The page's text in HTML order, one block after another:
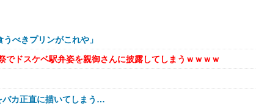
べきプリンがこれや」
でドスケベ駅弁姿を親御さんに披露してしまうｗｗｗｗ
バカ正直に描いてしまう…